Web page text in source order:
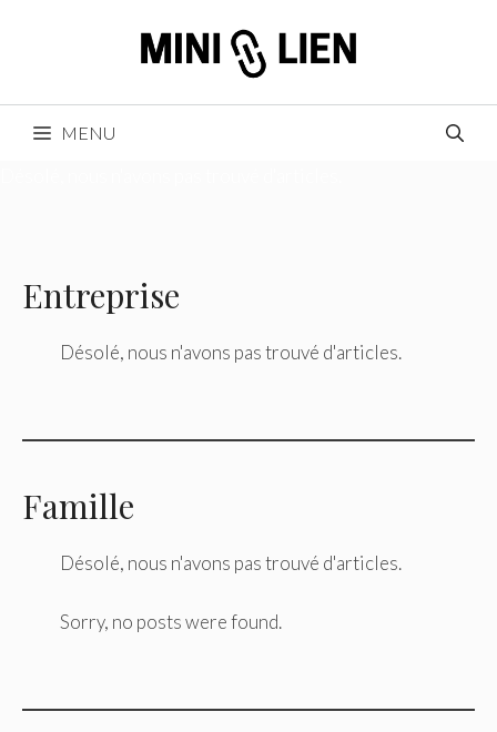
MENU
Entreprise
Désolé, nous n'avons pas trouvé d'articles.
Famille
Désolé, nous n'avons pas trouvé d'articles.
Sorry, no posts were found.